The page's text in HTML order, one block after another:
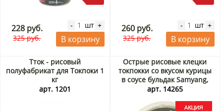
228 руб.
325 руб.
- шт +
В корзину
260 руб.
325 руб.
- шт +
В корзину
Тток - рисовый
полуфабрикат для Токпоки 1
кг
арт. 1201
Острые рисовые клецки
токпокки со вкусом курицы
в соусе бульдак Samyang,
Корея, 185 г Акция
арт. 14265